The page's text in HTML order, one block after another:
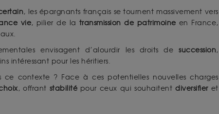
, les épargnants français se tournent massivement vers
vie, pilier de la transmission de patrimoine en France,
envisagent d’alourdir les droits desuccession,
intéressant pour les héritiers.
ce contexte ? Face à ces potentielles nouvelles charges
, offrant stabilité pour ceux qui souhaitentdiversifieret